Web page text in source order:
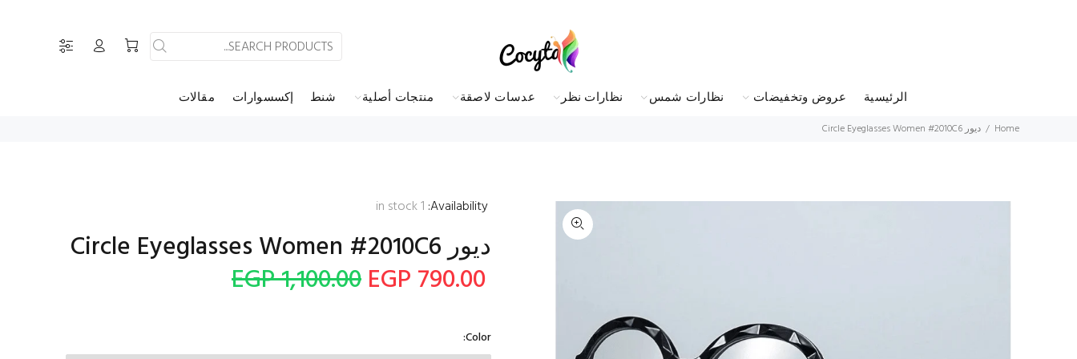
الرئيسية عروض وتخفيضات نظارات شمس نظارات نظر عدسات لاصقة منتجات أصلية شنط إكسسوارات مقالات
Home ديور Circle Eyeglasses Women #2010C6
Availability:
1
in stock
ديور Circle Eyeglasses Women #2010C6
790.00 EGP
1,100.00 EGP
Color: